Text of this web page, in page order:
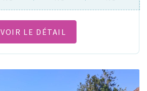
VOIR LE DÉTAIL